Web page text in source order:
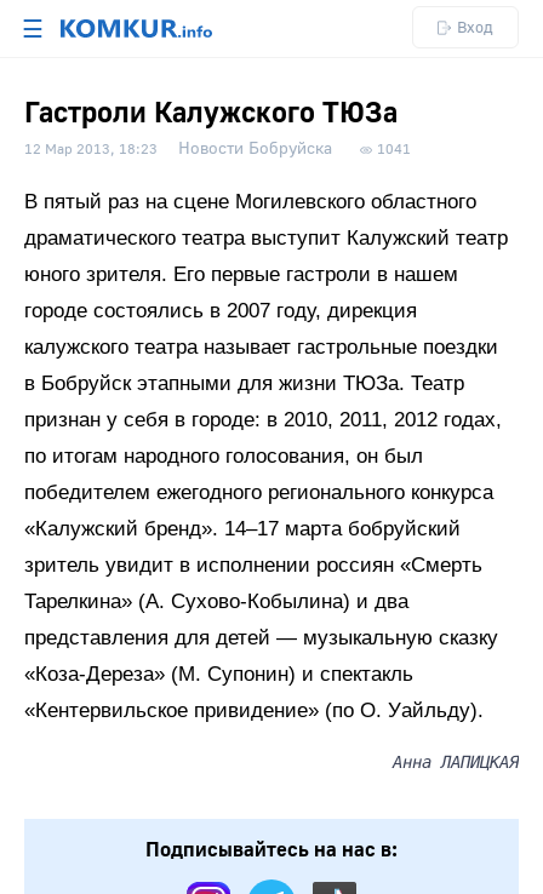
☰ Вход
Гастроли Калужского ТЮЗа
12 Мар 2013, 18:23 Новости Бобруйска 1041
В пятый раз на сцене Могилевского областного
драматического театра выступит Калужский театр
юного зрителя. Его первые гастроли в нашем
городе состоялись в 2007 году, дирекция
калужского театра называет гастрольные поездки
в Бобруйск этапными для жизни ТЮЗа. Театр
признан у себя в городе: в 2010, 2011, 2012 годах,
по итогам народного голосования, он был
победителем ежегодного регионального конкурса
«Калужский бренд». 14–17 марта бобруйский
зритель увидит в исполнении россиян «Смерть
Тарелкина» (А. Сухово-Кобылина) и два
представления для детей — музыкальную сказку
«Коза-Дереза» (М. Супонин) и спектакль
«Кентервильское привидение» (по О. Уайльду).
Анна ЛАПИЦКАЯ
Подписывайтесь на нас в: